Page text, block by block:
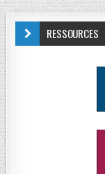
RESSOURCES